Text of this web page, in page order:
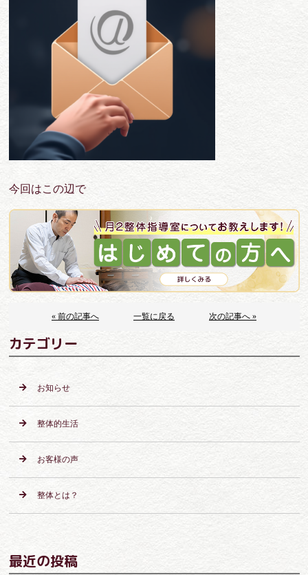
今回はこの辺で
« 前の記事へ 一覧に戻る 次の記事へ »
カテゴリー
お知らせ
整体的生活
お客様の声
整体とは？
最近の投稿